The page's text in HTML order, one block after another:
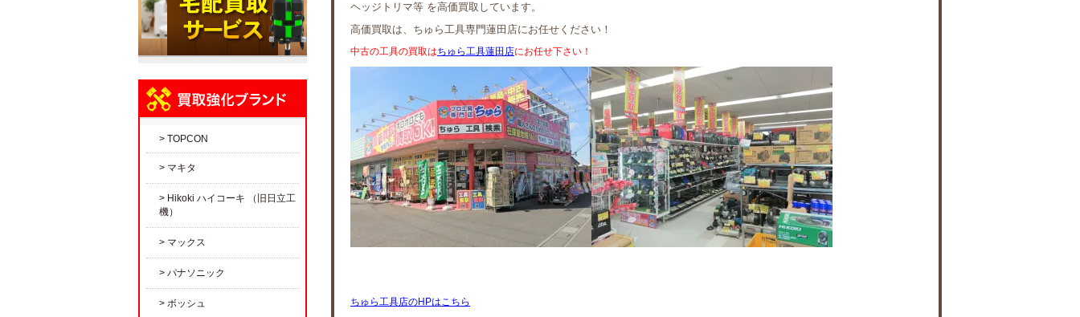
ヘッジトリマ等 を高価買取しています。
高価買取は、ちゅら工具専門蓮田店にお任せください！
中古の工具の買取はちゅら工具蓮田店にお任せ下さい！
ちゅら工具店のHPはこちら
TOPCON
マキタ
Hikoki ハイコーキ （旧日立工
機）
マックス
パナソニック
ボッシュ